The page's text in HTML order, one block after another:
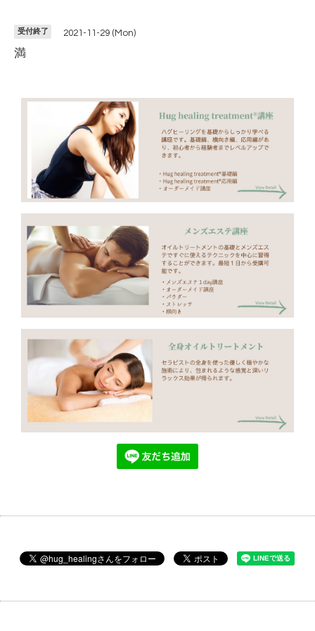
受付終了 2021-11-29 (Mon)
満